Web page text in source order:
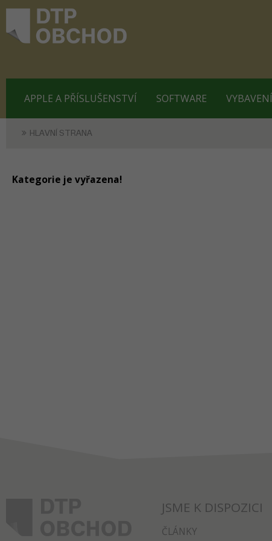
APPLE A PŘÍSLUŠENSTVÍ SOFTWARE VYBAVENÍ
HLAVNÍ STRANA
Kategorie je vyřazena!
JSME K DISPOZICI
ČLÁNKY